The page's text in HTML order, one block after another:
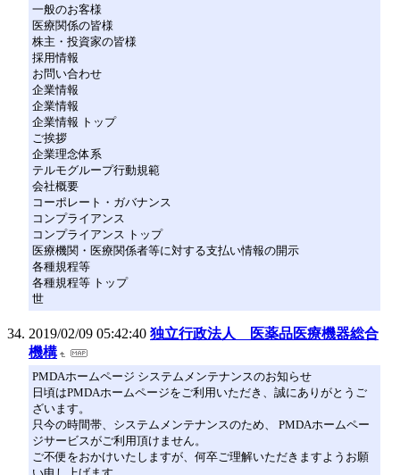
一般のお客様
医療関係の皆様
株主・投資家の皆様
採用情報
お問い合わせ
企業情報
企業情報
企業情報 トップ
ご挨拶
企業理念体系
テルモグループ行動規範
会社概要
コーポレート・ガバナンス
コンプライアンス
コンプライアンス トップ
医療機関・医療関係者等に対する支払い情報の開示
各種規程等
各種規程等 トップ
世
2019/02/09 05:42:40 独立行政法人 医薬品医療機器総合
機構
PMDAホームページ システムメンテナンスのお知らせ
日頃はPMDAホームページをご利用いただき、誠にありがとうご
ざいます。
只今の時間帯、システムメンテナンスのため、 PMDAホームペー
ジサービスがご利用頂けません。
ご不便をおかけいたしますが、何卒ご理解いただきますようお願